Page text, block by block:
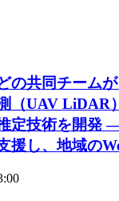
の共同チーム
（UAV LiDAR
定技術を開発
援し、地域の